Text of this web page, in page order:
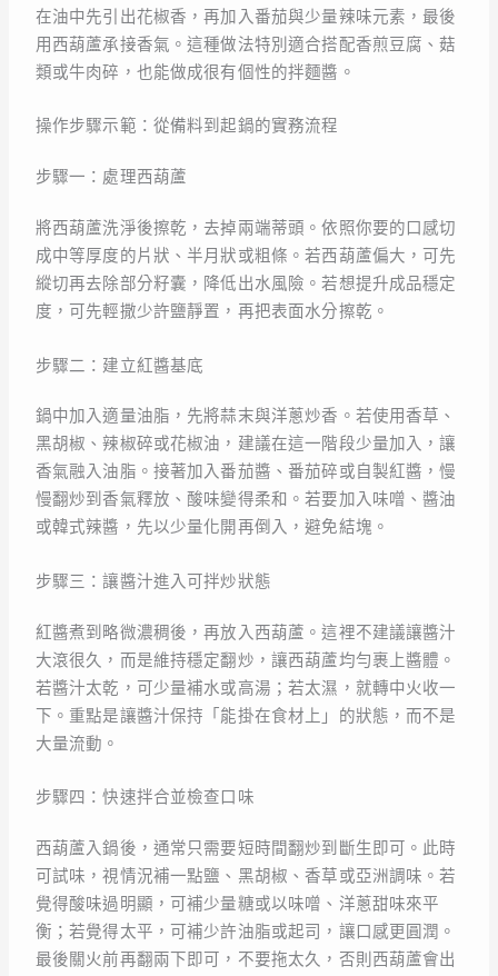
在油中先引出花椒香，再加入番茄與少量辣味元素，最後
用西葫蘆承接香氣。這種做法特別適合搭配香煎豆腐、菇
類或牛肉碎，也能做成很有個性的拌麵醬。
操作步驟示範：從備料到起鍋的實務流程
步驟一：處理西葫蘆
將西葫蘆洗淨後擦乾，去掉兩端蒂頭。依照你要的口感切
成中等厚度的片狀、半月狀或粗條。若西葫蘆偏大，可先
縱切再去除部分籽囊，降低出水風險。若想提升成品穩定
度，可先輕撒少許鹽靜置，再把表面水分擦乾。
步驟二：建立紅醬基底
鍋中加入適量油脂，先將蒜末與洋蔥炒香。若使用香草、
黑胡椒、辣椒碎或花椒油，建議在這一階段少量加入，讓
香氣融入油脂。接著加入番茄醬、番茄碎或自製紅醬，慢
慢翻炒到香氣釋放、酸味變得柔和。若要加入味噌、醬油
或韓式辣醬，先以少量化開再倒入，避免結塊。
步驟三：讓醬汁進入可拌炒狀態
紅醬煮到略微濃稠後，再放入西葫蘆。這裡不建議讓醬汁
大滾很久，而是維持穩定翻炒，讓西葫蘆均勻裹上醬體。
若醬汁太乾，可少量補水或高湯；若太濕，就轉中火收一
下。重點是讓醬汁保持「能掛在食材上」的狀態，而不是
大量流動。
步驟四：快速拌合並檢查口味
西葫蘆入鍋後，通常只需要短時間翻炒到斷生即可。此時
可試味，視情況補一點鹽、黑胡椒、香草或亞洲調味。若
覺得酸味過明顯，可補少量糖或以味噌、洋蔥甜味來平
衡；若覺得太平，可補少許油脂或起司，讓口感更圓潤。
最後關火前再翻兩下即可，不要拖太久，否則西葫蘆會出